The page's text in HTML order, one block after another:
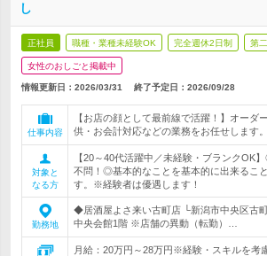
し
正社員 職種・業種未経験OK 完全週休2日制 第
女性のおしごと掲載中
情報更新日：2026/03/31 終了予定日： 2026/09/28
仕事内容
【お店の顔として最前線で活躍！】オーダ
供・お会計対応などの業務をお任せします。
対象と
なる方
【20～40代活躍中／未経験・ブランクOK
不問！◎基本的なことを基本的に出来るこ
す。※経験者は優遇します！
勤務地
◆居酒屋よさ来い古町店 └新潟市中央区古
中央会館1階 ※店舗の異動（転勤）…
月給：20万円～28万円※経験・スキルを考